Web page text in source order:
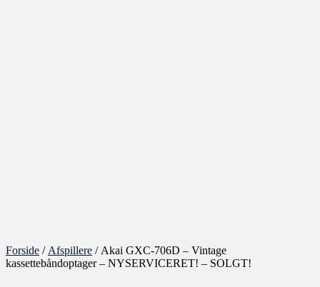
Forside /Afspillere / Akai GXC-706D – Vintage
kassettebåndoptager – NYSERVICERET! – SOLGT!